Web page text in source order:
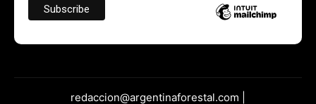
redaccion@argentinaforestal.com |